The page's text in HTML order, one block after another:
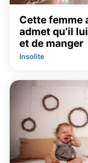
Cette femme
admet qu’il
et de manger
Insolite